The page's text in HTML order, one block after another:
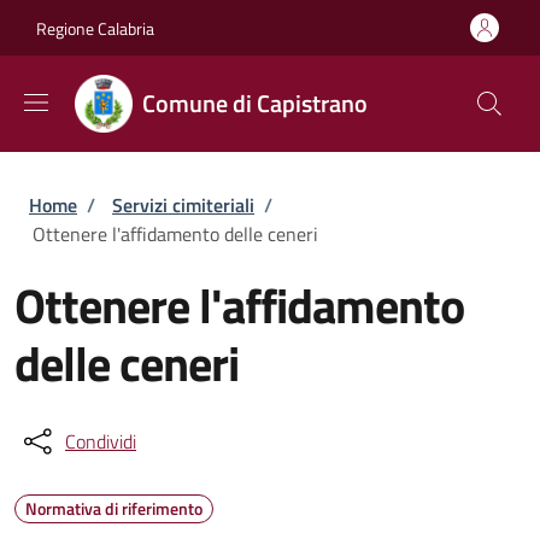
Regione Calabria
Comune di Capistrano
Briciole di pane
Home / Servizi cimiteriali /
Ottenere l'affidamento delle ceneri
Ottenere l'affidamento
delle ceneri
Condividi
Normativa di riferimento